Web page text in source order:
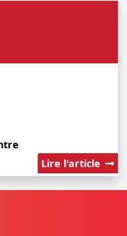
Lire l'article